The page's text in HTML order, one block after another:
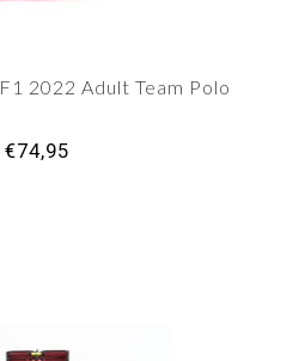
2022 Adult Team Polo
€74,95